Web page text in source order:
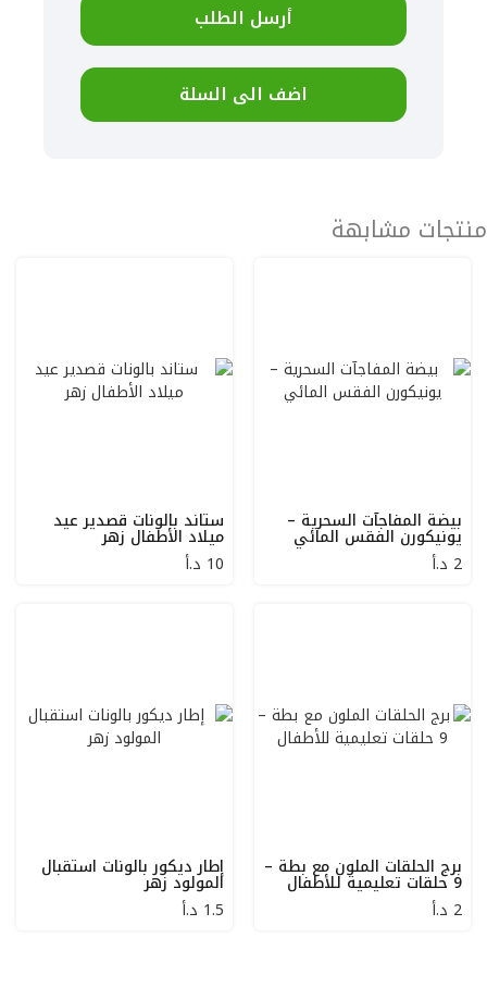
أرسل الطلب
اضف الى السلة
منتجات مشابهة
بيضة المفاجآت السحرية –
يونيكورن الفقس المائي
2 د.أ
ستاند بالونات قصدير عيد
ميلاد الأطفال زهر
10 د.أ
برج الحلقات الملون مع بطة –
9 حلقات تعليمية للأطفال
2 د.أ
إطار ديكور بالونات استقبال
المولود زهر
1.5 د.أ